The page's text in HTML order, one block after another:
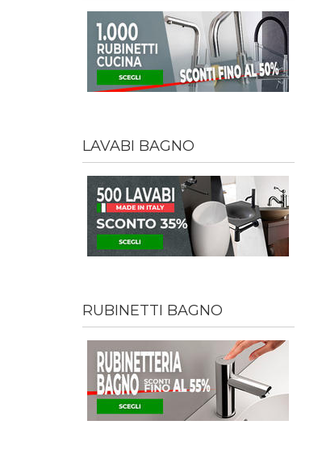
LAVABI BAGNO
RUBINETTI BAGNO